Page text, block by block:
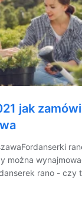
jak
można
rano - czy